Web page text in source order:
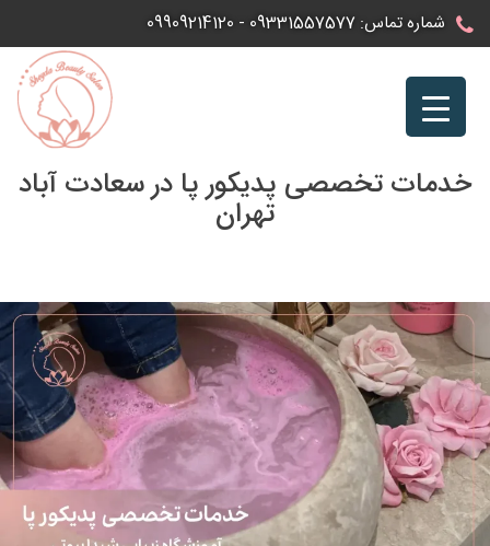
شماره تماس: 09331557577
-
09909214120
خدمات تخصصی پدیکور پا در سعادت آباد
تهران